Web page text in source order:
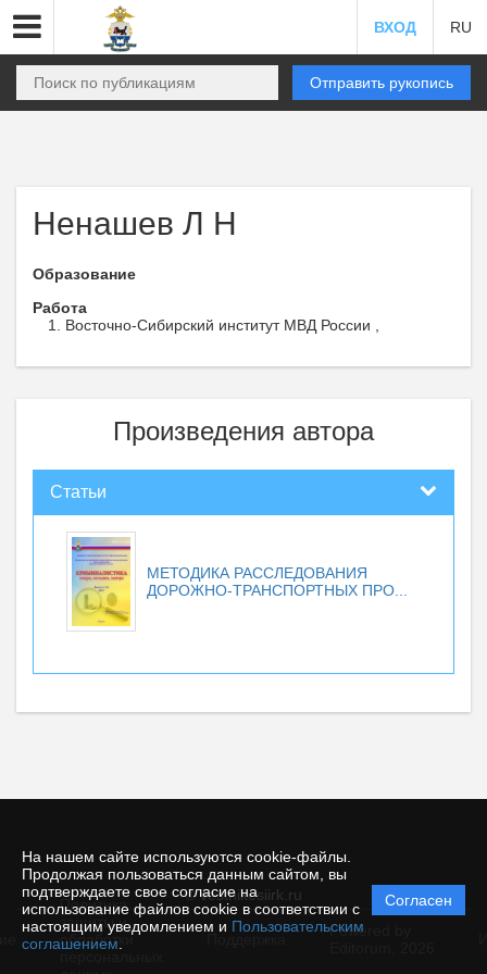
На нашем сайте используются cookie-файлы.
Продолжая пользоваться данным сайтом, вы
подтверждаете свое согласие на
использование файлов cookie в соответствии с
настоящим уведомлением и Пользовательским
соглашением
Согласен
ВХОД RU
Отправить рукопись
Ненашев Л Н
Образование
Работа
Восточно-Сибирский институт МВД России ,
Произведения автора
Статьи
МЕТОДИКА РАССЛЕДОВАНИЯ
ДОРОЖНО-ТРАНСПОРТНЫХ ПРО...
© vestnikesiirk.ru
Политика
защиты и
обработки
Powered by